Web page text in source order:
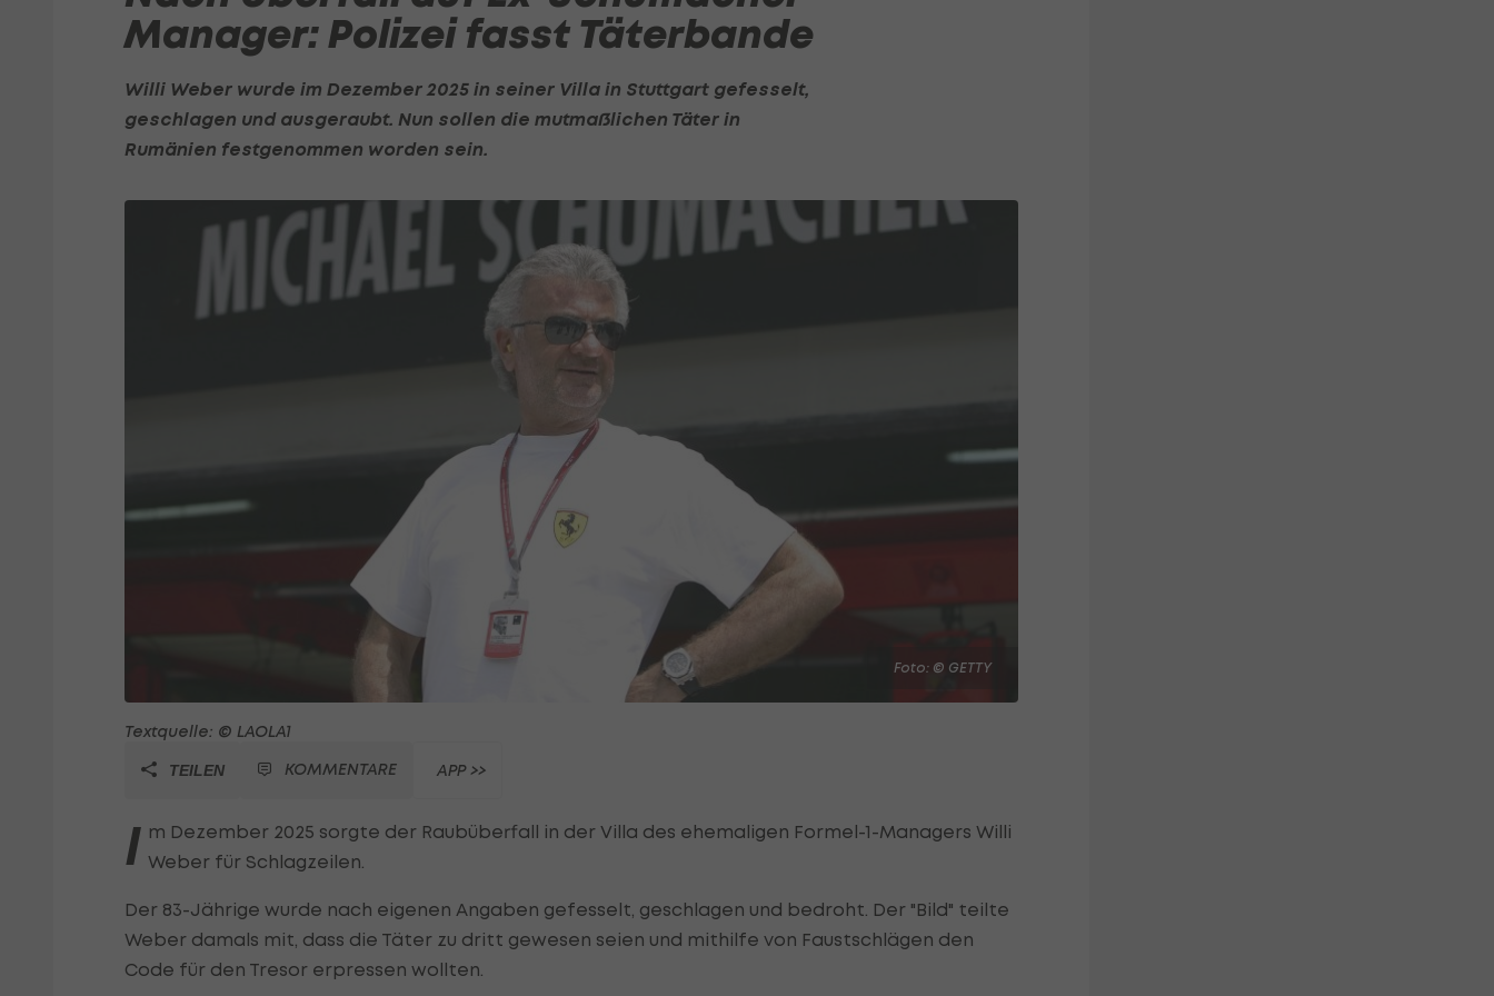
Manager: Polizei fasst Täterbande
Willi Weber wurde im Dezember 2025 in seiner Villa in Stuttgart gefesselt,
geschlagen und ausgeraubt. Nun sollen die mutmaßlichen Täter in
Rumänien festgenommen worden sein.
Foto: © GETTY
Textquelle: © LAOLA1
TEILEN KOMMENTARE APP >>
I m Dezember 2025 sorgte der Raubüberfall in der Villa des ehemaligen Formel-1-Managers Willi
Weber für Schlagzeilen.
Der 83-Jährige wurde nach eigenen Angaben gefesselt, geschlagen und bedroht. Der "Bild" teilte
Weber damals mit, dass die Täter zu dritt gewesen seien und mithilfe von Faustschlägen den
Code für den Tresor erpressen wollten.